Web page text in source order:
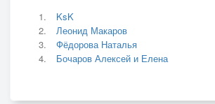
KsK
Леонид Макаров
Фёдорова Наталья
Бочаров Алексей и Елена